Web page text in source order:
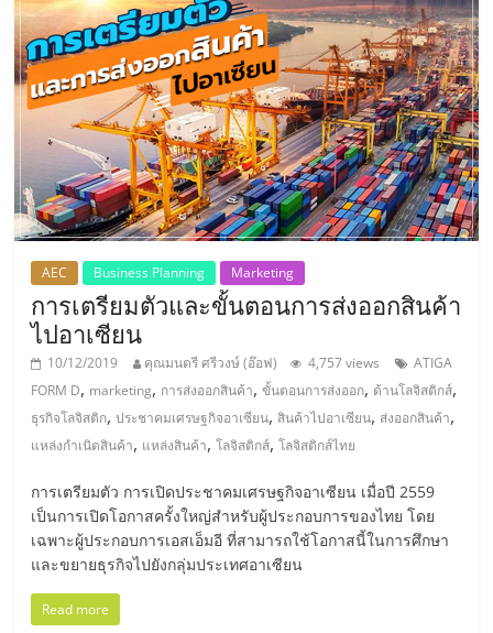
ศูนย์
รวม
แฟ
รน
ไชส์
พร้อม
ทำเล
สำหรับ
เปิด
ร้าน
AEC Business Planning Marketing
การเตรียมตัวและขั้นตอนการส่งออกสินค้า
ไปอาเซียน
10/12/2019 คุณมนตรี ศรีวงษ์ (อ๊อฟ) 4,757 views
ATIGA
FORM D, marketing, การส่งออกสินค้า,ขั้นตอนการส่งออก, ด้านโลจิสติกส์,
ธุรกิจโลจิสติก,ประชาคมเศรษฐกิจอาเซียน,สินค้าไปอาเซียน, ส่งออกสินค้า,
แหล่งกำเนิดสินค้า, แหล่งสินค้า,โลจิสติกส์,โลจิสติกส์ไทย
การเตรียมตัว การเปิดประชาคมเศรษฐกิจอาเซียน เมื่อปี 2559
เป็นการเปิดโอกาสครั้งใหญ่สำหรับผู้ประกอบการของไทย โดย
เฉพาะผู้ประกอบการเอสเอ็มอี ที่สามารถใช้โอกาสนี้ในการศึกษา
และขยายธุรกิจไปยังกลุ่มประเทศอาเซียน
Read more